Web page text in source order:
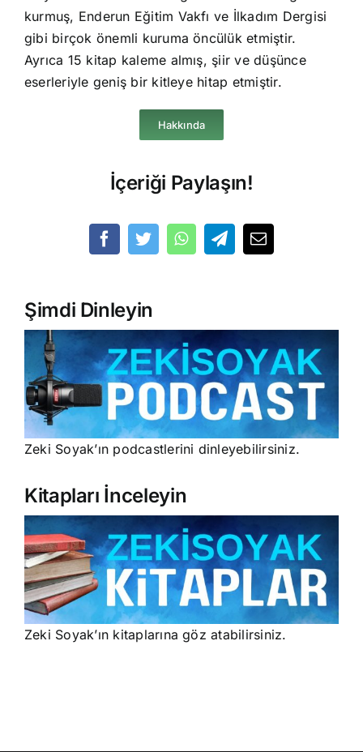
kurmuş, Enderun Eğitim Vakfı ve İlkadım Dergisi
gibi birçok önemli kuruma öncülük etmiştir.
Ayrıca 15 kitap kaleme almış, şiir ve düşünce
eserleriyle geniş bir kitleye hitap etmiştir.
Hakkında
İçeriği Paylaşın!
Şimdi Dinleyin
Zeki Soyak’ın podcastlerini dinleyebilirsiniz.
Kitapları İnceleyin
Zeki Soyak’ın kitaplarına göz atabilirsiniz.